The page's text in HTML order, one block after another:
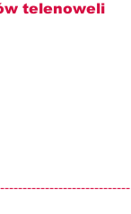
telenoweli